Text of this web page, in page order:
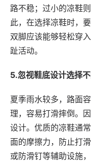
路不稳；过小的凉鞋
此，在选择凉鞋时，
双脚应该能够轻松穿
趾活动。
5.忽视鞋底设计选择
夏季雨水较多，路面
理，容易打滑摔倒。
设计。优质的凉鞋通
面的摩擦力，防止打
或防滑钉等辅助设施